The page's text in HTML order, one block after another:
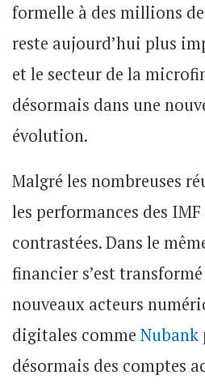
formelle à des millions
reste aujourd’hui plus
et le secteur de la
désormais dans une
évolution.
Malgré les nombreuses
les performances des
contrastées. Dans le
financier s’est transformé
nouveaux acteurs
digitales comme Nubank
désormais des comptes